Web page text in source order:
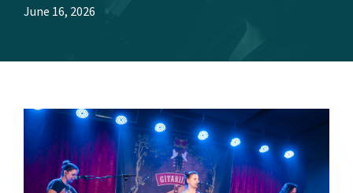
June 16, 2026